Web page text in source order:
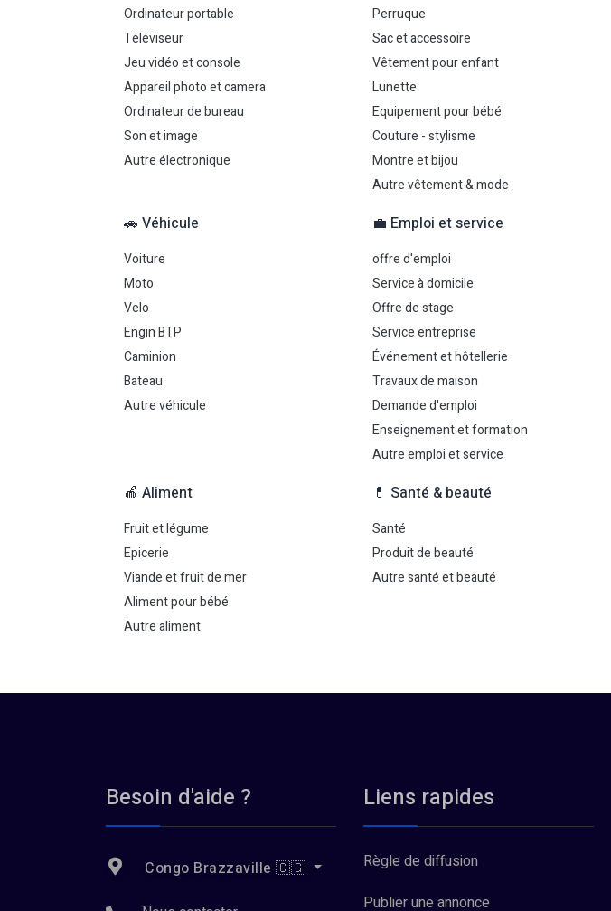
Ordinateur portable
Téléviseur
Jeu vidéo et console
Appareil photo et camera
Ordinateur de bureau
Son et image
Autre électronique
Perruque
Sac et accessoire
Vêtement pour enfant
Lunette
Equipement pour bébé
Couture - stylisme
Montre et bijou
Autre vêtement & mode
🚗 Véhicule
Voiture
Moto
Velo
Engin BTP
Caminion
Bateau
Autre véhicule
💼 Emploi et service
offre d'emploi
Service à domicile
Offre de stage
Service entreprise
Événement et hôtellerie
Travaux de maison
Demande d'emploi
Enseignement et formation
Autre emploi et service
🍎 Aliment
Fruit et légume
Epicerie
Viande et fruit de mer
Aliment pour bébé
Autre aliment
💊 Santé & beauté
Santé
Produit de beauté
Autre santé et beauté
Besoin d'aide ?
Congo Brazzaville 🇨🇬
Liens rapides
Règle de diffusion
Publier une annonce